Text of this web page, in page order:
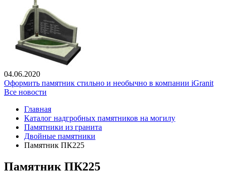
04.06.2020
Оформить памятник стильно и необычно в компании iGranit
Все новости
Главная
Каталог надгробных памятников на могилу
Памятники из гранита
Двойные памятники
Памятник ПК225
Памятник ПК225